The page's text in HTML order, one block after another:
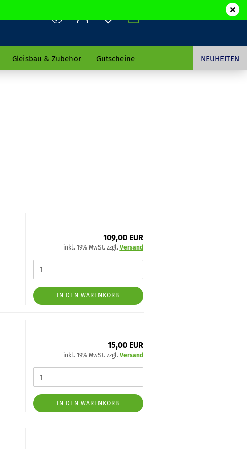
Gleisbau & Zubehör Gutscheine NEUHEITEN
109,00 EUR
inkl. 19% MwSt. zzgl. Versand
IN DEN WARENKORB
15,00 EUR
inkl. 19% MwSt. zzgl. Versand
IN DEN WARENKORB